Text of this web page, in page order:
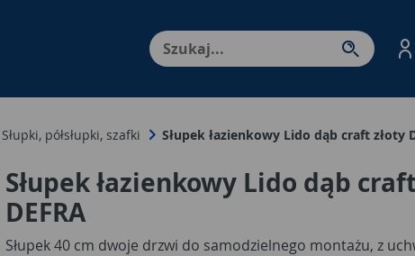
Menu Produktów, nawigacja: Enter - przejdź do strony
Słupki, półsłupki, szafki Słupek łazienkowy Lido dąb craft złoty
Słupek łazienkowy Lido dąb
DEFRA
Słupek 40 cm dwoje drzwi do samodzielnego montażu, z